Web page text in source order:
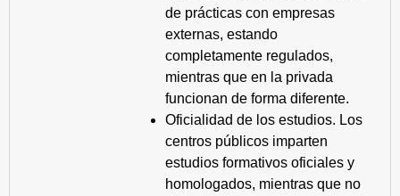
de prácticas con empresas
externas, estando
completamente regulados,
mientras que en la privada
funcionan de forma diferente.
Oficialidad de los estudios. Los
centros públicos imparten
estudios formativos oficiales y
homologados, mientras que no